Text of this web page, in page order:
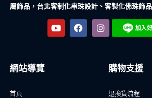
屬飾品，台北客制化串珠設計、客製化佛珠飾品
網站導覽
首頁
購物支援
退換貨流程